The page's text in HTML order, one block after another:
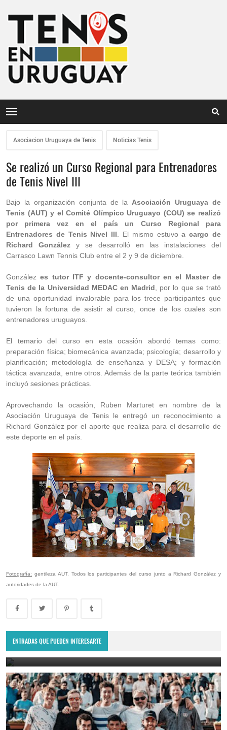
Asociacion Uruguaya de Tenis Noticias Tenis
Se realizó un Curso Regional para Entrenadores
de Tenis Nivel III
Bajo la organización conjunta de la Asociación Uruguaya de
Tenis (AUT) y el Comité Olímpico Uruguayo (COU) se realizó
por primera vez en el país un Curso Regional para
Entrenadores de Tenis Nivel III . El mismo estuvoa cargo de
Richard González y se desarrolló en las instalaciones del
Carrasco Lawn Tennis Club entre el 2 y 9 de diciembre.
Gonzálezes tutor ITF y docente-consultor en el Master de
Tenis de la Universidad MEDAC en Madrid , por lo que se trató
de una oportunidad invalorable para los trece participantes que
tuvieron la fortuna de asistir al curso, once de los cuales son
entrenadores uruguayos.
El temario del curso en esta ocasión abordó temas como:
preparación física; biomecánica avanzada; psicología; desarrollo y
planificación; metodología de enseñanza y DESA; y formación
táctica avanzada, entre otros. Además de la parte teórica también
incluyó sesiones prácticas.
Aprovechando la ocasión, Ruben Marturet en nombre de la
Asociación Uruguaya de Tenis le entregó un reconocimiento a
Richard González por el aporte que realiza para el desarrollo de
este deporte en el país.
Fotografía: gentileza AUT. Todos los participantes del curso junto a Richard González y
autoridades de la AUT.
ENTRADAS QUE PUEDEN INTERESARTE
Copa Davis 2024: Uruguay enfrentará a Bolivia como visitante por
el Grupo Mundial II
February 10, 2024